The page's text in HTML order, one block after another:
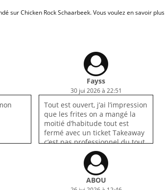
sur Chicken Rock Schaarbeek. Vous voulez en savoir plus
Fayss
30 jui 2026 à 22:51
Tout est ouvert, j’ai l’impression
que les frites on a mangé la
moitié d’habitude tout est
fermé avec un ticket Takeaway
c’est pas professionnel du tout
ABOU